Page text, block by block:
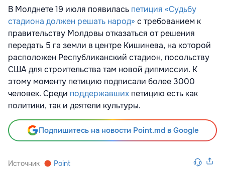
В Молднете 19 июля появилась петиция «Судьбу
стадиона должен решать народ» с требованием к
правительству Молдовы отказаться от решения
передать 5 га земли в центре Кишинева, на которой
расположен Республиканский стадион, посольству
США для строительства там новой дипмиссии. К
этому моменту петицию подписали более 3000
человек. Среди поддержавших петицию есть как
политики, так и деятели культуры.
Подпишитесь на новости Point.md в Google
Источник Point